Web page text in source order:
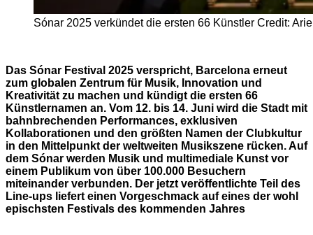
Sónar 2025 verkündet die ersten 66 Künstler Credit:
Das Sónar Festival 2025 verspricht, Barcelona erneut
zum globalen Zentrum für Musik, Innovation und
Kreativität zu machen und kündigt die ersten 66
Künstlernamen an. Vom 12. bis 14. Juni wird die Stadt mit
bahnbrechenden Performances, exklusiven
Kollaborationen und den größten Namen der Clubkultur
in den Mittelpunkt der weltweiten Musikszene rücken. Auf
dem Sónar werden Musik und multimediale Kunst vor
einem Publikum von über 100.000 Besuchern
miteinander verbunden. Der jetzt veröffentlichte Teil des
Line-ups liefert einen Vorgeschmack auf eines der wohl
epischsten Festivals des kommenden Jahres